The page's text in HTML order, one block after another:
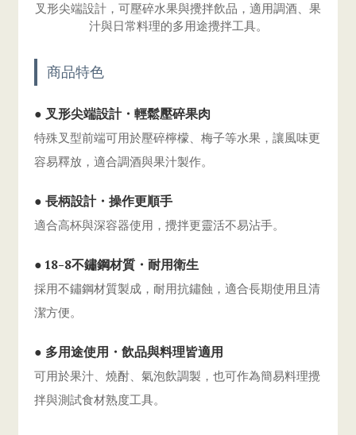
叉形尖端設計，可壓碎水果與攪拌飲品，適用調酒、果
汁與日常料理的多用途攪拌工具。
商品特色
● 叉形尖端設計・輕鬆壓碎果肉
特殊叉型前端可用於壓碎檸檬、梅子等水果，讓風味更
容易釋放，適合調酒與果汁製作。
● 長柄設計・操作更順手
適合高杯與深容器使用，攪拌更靈活不易沾手。
● 18-8不鏽鋼材質・耐用衛生
採用不鏽鋼材質製成，耐用抗鏽蝕，適合長期使用且清
潔方便。
● 多用途使用・飲品與料理皆適用
可用於果汁、燒酎、氣泡飲調製，也可作為簡易料理攪
拌與測試食材熟度工具。